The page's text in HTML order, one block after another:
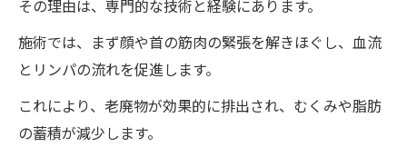
その理由は、専門的な技術と経験にあります。
施術では、まず顔や首の筋肉の緊張を解きほぐし、血流
とリンパの流れを促進します。
これにより、老廃物が効果的に排出され、むくみや脂肪
の蓄積が減少します。